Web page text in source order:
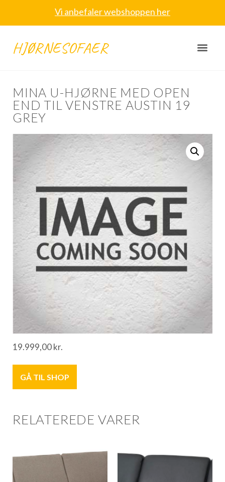
Vi anbefaler webshoppen her
HJØRNESOFAER
MINA U-HJØRNE MED OPEN
END TIL VENSTRE AUSTIN 19
GREY
19.999,00kr.
GÅ TIL SHOP
RELATEREDE VARER